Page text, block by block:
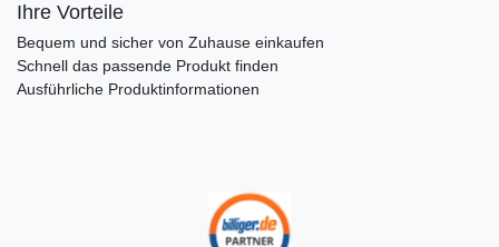
Ihre Vorteile
Bequem und sicher von Zuhause einkaufen
Schnell das passende Produkt finden
Ausführliche Produktinformationen